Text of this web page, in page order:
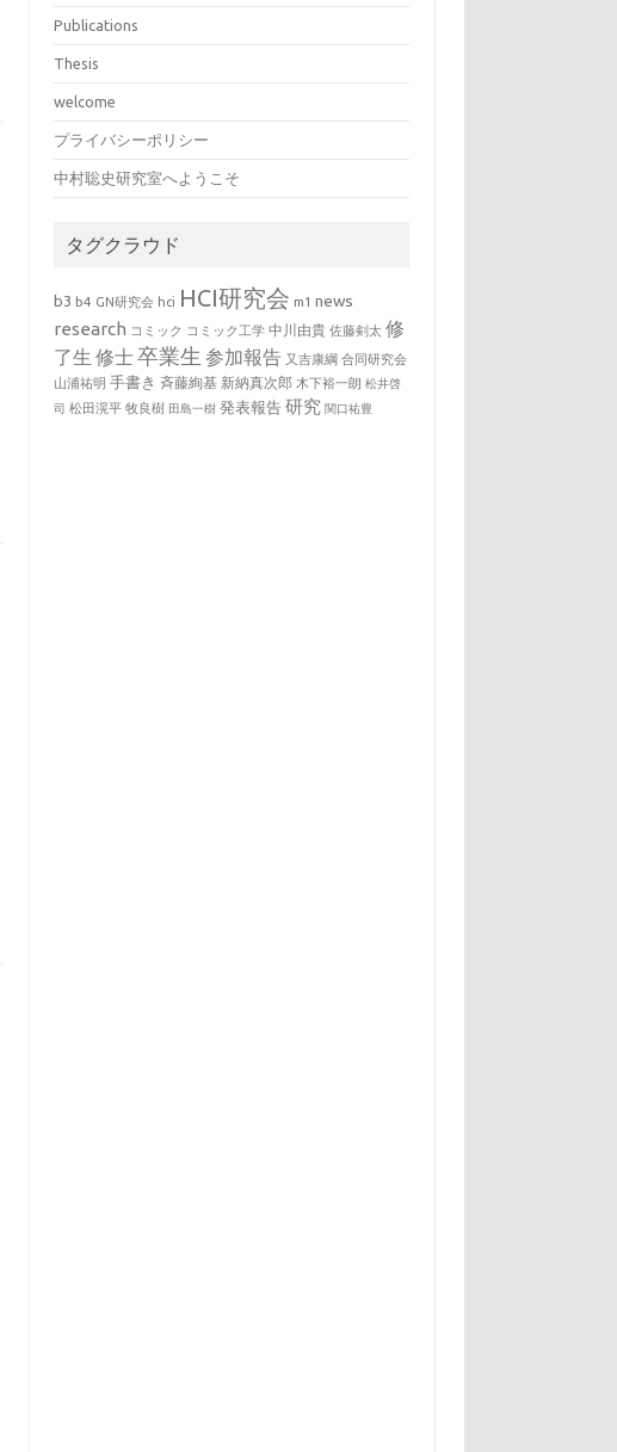
Publications
Thesis
welcome
プライバシーポリシー
中村聡史研究室へようこそ
タグクラウド
b3 b4 GN研究会 hci HCI研究会 m1 news
research コミック コミック工学 中川由貴 佐藤剣太 修
了生 修士卒業生 参加報告 又吉康綱 合同研究会
山浦祐明 手書き 斉藤絢基 新納真次郎 木下裕一朗 松井啓
司 松田滉平 牧良樹 田島一樹 発表報告 研究 関口祐豊